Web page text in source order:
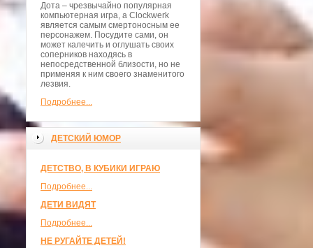
Дота – чрезвычайно популярная
компьютерная игра, а Clockwerk
является самым смертоносным ее
персонажем. Посудите сами, он
может калечить и оглушать своих
соперников находясь в
непосредственной близости, но не
применяя к ним своего знаменитого
лезвия.
Подробнее...
ДЕТСКИЙ ЮМОР
ДЕТСТВО, В КУБИКИ ИГРАЮ
Подробнее...
ДЕТИ ВИДЯТ
Подробнее...
НЕ РУГАЙТЕ ДЕТЕЙ!